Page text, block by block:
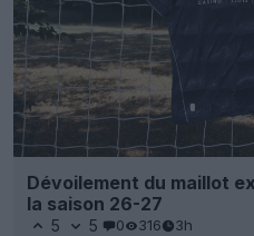
Dévoilement du maillot
la saison 26-27
5 5 0 316 3h